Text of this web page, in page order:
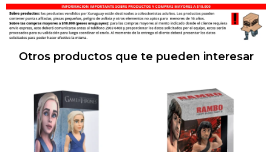
Otros productos que te pueden interesar